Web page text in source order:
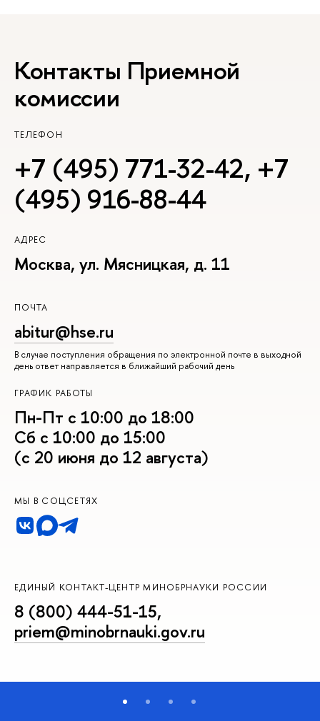
Контакты Приемной
комиссии
ТЕЛЕФОН
+7 (495) 771-32-42, +7
(495) 916-88-44
АДРЕС
Москва, ул. Мясницкая, д. 11
ПОЧТА
abitur@hse.ru
В случае поступления обращения по электронной почте в выходной
день ответ направляется в ближайший рабочий день
ГРАФИК РАБОТЫ
Пн-Пт с 10:00 до 18:00
Сб с 10:00 до 15:00
(с 20 июня до 12 августа)
МЫ В СОЦСЕТЯХ
ЕДИНЫЙ КОНТАКТ-ЦЕНТР МИНОБРНАУКИ РОССИИ
8 (800) 444-51-15,
priem@minobrnauki.gov.ru